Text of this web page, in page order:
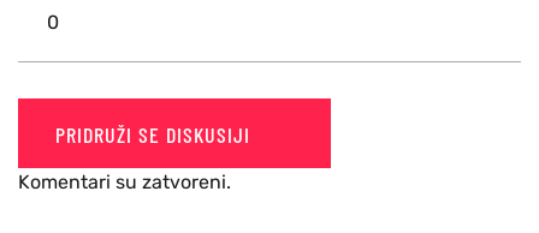
0
PRIDRUŽI SE DISKUSIJI
Komentari su zatvoreni.